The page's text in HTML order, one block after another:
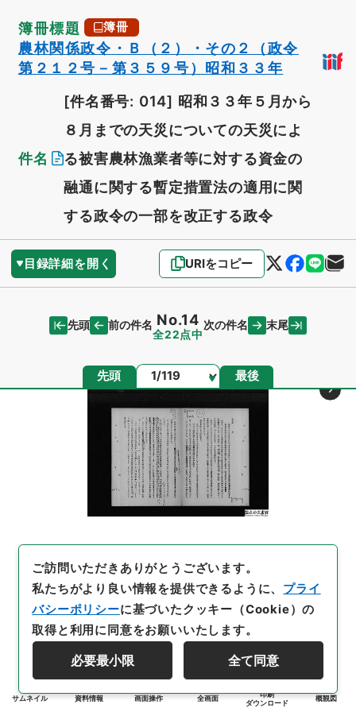
簿冊標題 簿冊
農林関係政令・Ｂ（２）・その２（政令
第２１２号－第３５９号）昭和３３年
件名
[件名番号: 014] 昭和３３年５月から
８月までの天災についての天災によ
る被害農林漁業者等に対する資金の
融通に関する暫定措置法の適用に関
する政令の一部を改正する政令
目録詳細を開く URIをコピー
先頭 前の件名 No.14
全22点中
次の件名 末尾
先頭 ページ 最後
サムネイル 資料情報 画面操作 全画面
印刷
ダウンロード
概観図
ご訪問いただきありがとうございます。
私たちがより良い情報を提供できるように、 プライ
バシーポリシーに基づいたクッキー（Cookie）の
取得と利用に同意をお願いいたします。
必要最小限 全て同意